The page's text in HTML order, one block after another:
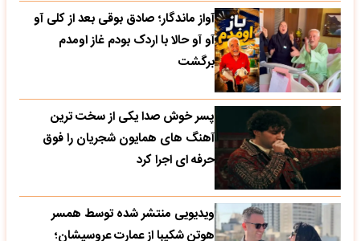
آواز ماندگار؛ صادق بوقی بعد از کلی آو
آو آو حالا با اردک بودم غاز اومدم
برگشت
پسر خوش صدا یکی از سخت ترین
آهنگ های همایون شجریان را فوق
حرفه ای اجرا کرد
ویدیویی منتشر شده توسط همسر
هوتن شکیبا از عمارت عروسیشان؛